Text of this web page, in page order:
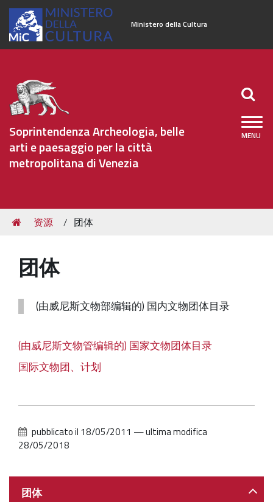
Ministero della Cultura
Soprintendenza Archeologia, belle
arti e paesaggio per la città
metropolitana di Venezia
Sezioni
资源
Tu
sei
资源 团体
团体
(由威尼斯文物部编辑的) 国内文物团体目录
(由威尼斯文物管编辑的) 国家文物团体目录
国际文物团、计划
pubblicato il 18/05/2011 —ultima modifica
28/05/2018
Navigazione
团体